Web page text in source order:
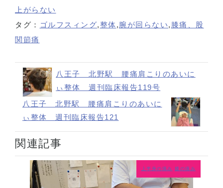
上がらない
タグ： ゴルフスィング,整体,腕が回らない, 膝痛、股
関節痛
八王子 北野駅 腰痛肩こりのあいに
ぃ整体 週刊臨床報告119号
八王子 北野駅 腰痛肩こりのあいに
ぃ整体 週刊臨床報告121
関連記事
上半身の痛み 膝の痛み